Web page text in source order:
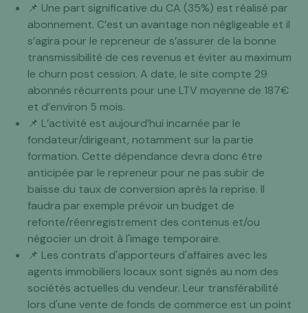
📌 Une part significative du CA (35%) est réalisé par
abonnement. C’est un avantage non négligeable et il
s’agira pour le repreneur de s’assurer de la bonne
transmissibilité de ces revenus et éviter au maximum
le churn post cession. A date, le site compte 29
abonnés récurrents pour une LTV moyenne de 187€
et d’environ 5 mois.
📌 L’activité est aujourd’hui incarnée par le
fondateur/dirigeant, notamment sur la partie
formation. Cette dépendance devra donc être
anticipée par le repreneur pour ne pas subir de
baisse du taux de conversion après la reprise. Il
faudra par exemple prévoir un budget de
refonte/réenregistrement des contenus et/ou
négocier un droit à l'image temporaire.
📌 Les contrats d'apporteurs d'affaires avec les
agents immobiliers locaux sont signés au nom des
sociétés actuelles du vendeur. Leur transférabilité
lors d'une vente de fonds de commerce est un point